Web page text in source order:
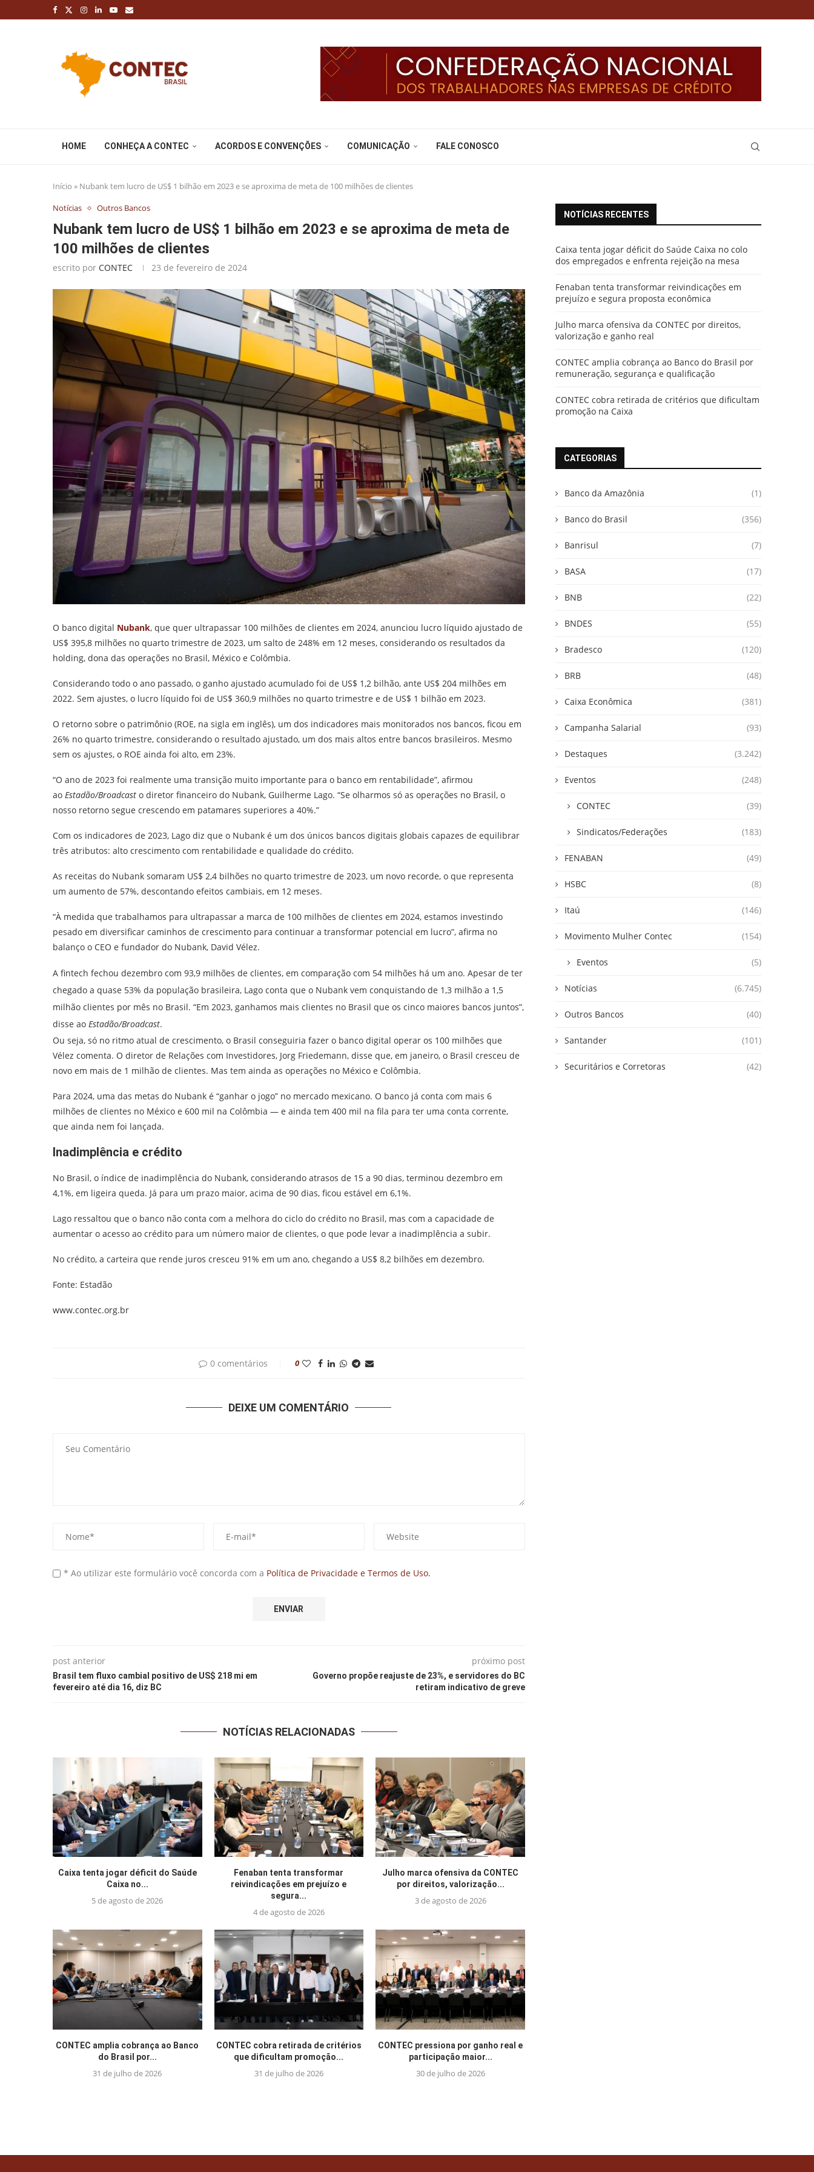
HOME CONHEÇA A CONTEC ACORDOS E CONVENÇÕES COMUNICAÇÃO FALE CONOSCO
Início » Nubank tem lucro de US$ 1 bilhão em 2023 e se aproxima de meta de 100 milhões de clientes
Notícias
Outros Bancos
Nubank tem lucro de US$ 1 bilhão em 2023 e se aproxima de meta de
100 milhões de clientes
escrito por CONTEC 23 de fevereiro de 2024
O banco digital Nubank, que quer ultrapassar 100 milhões de clientes em 2024, anunciou lucro líquido ajustado de
US$ 395,8 milhões no quarto trimestre de 2023, um salto de 248% em 12 meses, considerando os resultados da
holding, dona das operações no Brasil, México e Colômbia.
Considerando todo o ano passado, o ganho ajustado acumulado foi de US$ 1,2 bilhão, ante US$ 204 milhões em
2022. Sem ajustes, o lucro líquido foi de US$ 360,9 milhões no quarto trimestre e de US$ 1 bilhão em 2023.
O retorno sobre o patrimônio (ROE, na sigla em inglês), um dos indicadores mais monitorados nos bancos, ficou em
26% no quarto trimestre, considerando o resultado ajustado, um dos mais altos entre bancos brasileiros. Mesmo
sem os ajustes, o ROE ainda foi alto, em 23%.
“O ano de 2023 foi realmente uma transição muito importante para o banco em rentabilidade”, afirmou
ao Estadão/Broadcast o diretor financeiro do Nubank, Guilherme Lago. “Se olharmos só as operações no Brasil, o
nosso retorno segue crescendo em patamares superiores a 40%.”
Com os indicadores de 2023, Lago diz que o Nubank é um dos únicos bancos digitais globais capazes de equilibrar
três atributos: alto crescimento com rentabilidade e qualidade do crédito.
As receitas do Nubank somaram US$ 2,4 bilhões no quarto trimestre de 2023, um novo recorde, o que representa
um aumento de 57%, descontando efeitos cambiais, em 12 meses.
“À medida que trabalhamos para ultrapassar a marca de 100 milhões de clientes em 2024, estamos investindo
pesado em diversificar caminhos de crescimento para continuar a transformar potencial em lucro”, afirma no
balanço o CEO e fundador do Nubank, David Vélez.
A fintech fechou dezembro com 93,9 milhões de clientes, em comparação com 54 milhões há um ano. Apesar de ter
chegado a quase 53% da população brasileira, Lago conta que o Nubank vem conquistando de 1,3 milhão a 1,5
milhão clientes por mês no Brasil. “Em 2023, ganhamos mais clientes no Brasil que os cinco maiores bancos juntos”,
disse ao Estadão/Broadcast.
Ou seja, só no ritmo atual de crescimento, o Brasil conseguiria fazer o banco digital operar os 100 milhões que
Vélez comenta. O diretor de Relações com Investidores, Jorg Friedemann, disse que, em janeiro, o Brasil cresceu de
novo em mais de 1 milhão de clientes. Mas tem ainda as operações no México e Colômbia.
Para 2024, uma das metas do Nubank é “ganhar o jogo” no mercado mexicano. O banco já conta com mais 6
milhões de clientes no México e 600 mil na Colômbia — e ainda tem 400 mil na fila para ter uma conta corrente,
que ainda nem foi lançada.
Inadimplência e crédito
No Brasil, o índice de inadimplência do Nubank, considerando atrasos de 15 a 90 dias, terminou dezembro em
4,1%, em ligeira queda. Já para um prazo maior, acima de 90 dias, ficou estável em 6,1%.
Lago ressaltou que o banco não conta com a melhora do ciclo do crédito no Brasil, mas com a capacidade de
aumentar o acesso ao crédito para um número maior de clientes, o que pode levar a inadimplência a subir.
No crédito, a carteira que rende juros cresceu 91% em um ano, chegando a US$ 8,2 bilhões em dezembro.
Fonte: Estadão
www.contec.org.br
0 comentários 0
DEIXE UM COMENTÁRIO
* Ao utilizar este formulário você concorda com a Política de Privacidade e Termos de Uso.
post anterior
Brasil tem fluxo cambial positivo de US$ 218 mi em
fevereiro até dia 16, diz BC
próximo post
Governo propõe reajuste de 23%, e servidores do BC
retiram indicativo de greve
NOTÍCIAS RELACIONADAS
Caixa tenta jogar déficit do Saúde
Caixa no...
5 de agosto de 2026
Fenaban tenta transformar
reivindicações em prejuízo e
segura...
4 de agosto de 2026
Julho marca ofensiva da CONTEC
por direitos, valorização...
3 de agosto de 2026
CONTEC amplia cobrança ao Banco
do Brasil por...
31 de julho de 2026
CONTEC cobra retirada de critérios
que dificultam promoção...
31 de julho de 2026
CONTEC pressiona por ganho real e
participação maior...
30 de julho de 2026
NOTÍCIAS RECENTES
Caixa tenta jogar déficit do Saúde Caixa no colo
dos empregados e enfrenta rejeição na mesa
Fenaban tenta transformar reivindicações em
prejuízo e segura proposta econômica
Julho marca ofensiva da CONTEC por direitos,
valorização e ganho real
CONTEC amplia cobrança ao Banco do Brasil por
remuneração, segurança e qualificação
CONTEC cobra retirada de critérios que dificultam
promoção na Caixa
CATEGORIAS
Banco da Amazônia (1)
Banco do Brasil (356)
Banrisul (7)
BASA (17)
BNB (22)
BNDES (55)
Bradesco (120)
BRB (48)
Caixa Econômica (381)
Campanha Salarial (93)
Destaques (3.242)
Eventos (248)
CONTEC (39)
Sindicatos/Federações (183)
FENABAN (49)
HSBC (8)
Itaú (146)
Movimento Mulher Contec (154)
Eventos (5)
Notícias (6.745)
Outros Bancos (40)
Santander (101)
Securitários e Corretoras (42)